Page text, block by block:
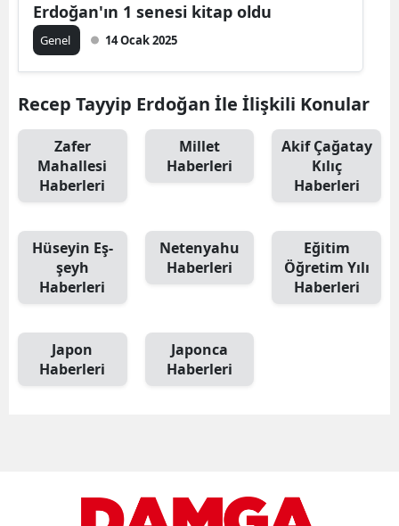
Erdoğan'ın 1 senesi kitap oldu
Genel 14 Ocak 2025
Recep Tayyip Erdoğan İle İlişkili Konular
Zafer
Mahallesi
Haberleri
Millet
Haberleri
Akif Çağatay
Kılıç
Haberleri
Hüseyin Eş-
şeyh
Haberleri
Netenyahu
Haberleri
Eğitim
Öğretim Yılı
Haberleri
Japon
Haberleri
Japonca
Haberleri